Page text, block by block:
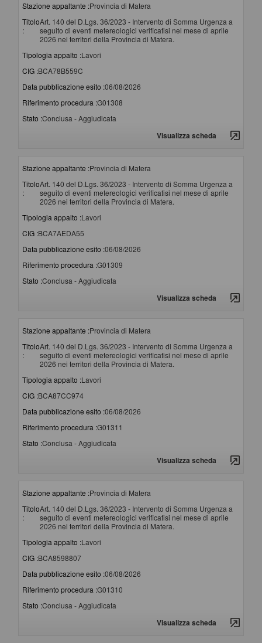
Stazione appaltante :Provincia di Matera
Titolo
:
Art. 140 del D.Lgs. 36/2023 - Intervento di Somma Urgenza a
seguito di eventi metereologici verificatisi nel mese di aprile
2026 nei territori della Provincia di Matera.
Tipologia appalto :Lavori
CIG :BCA78B559C
Data pubblicazione esito :06/08/2026
Riferimento procedura :G01308
Stato :Conclusa - Aggiudicata
Visualizza scheda
Stazione appaltante :Provincia di Matera
Titolo
:
Art. 140 del D.Lgs. 36/2023 - Intervento di Somma Urgenza a
seguito di eventi metereologici verificatisi nel mese di aprile
2026 nei territori della Provincia di Matera.
Tipologia appalto :Lavori
CIG :BCA7AEDA55
Data pubblicazione esito :06/08/2026
Riferimento procedura :G01309
Stato :Conclusa - Aggiudicata
Visualizza scheda
Stazione appaltante :Provincia di Matera
Titolo
:
Art. 140 del D.Lgs. 36/2023 - Intervento di Somma Urgenza a
seguito di eventi metereologici verificatisi nel mese di aprile
2026 nei territori della Provincia di Matera.
Tipologia appalto :Lavori
CIG :BCA87CC974
Data pubblicazione esito :06/08/2026
Riferimento procedura :G01311
Stato :Conclusa - Aggiudicata
Visualizza scheda
Stazione appaltante :Provincia di Matera
Titolo
:
Art. 140 del D.Lgs. 36/2023 - Intervento di Somma Urgenza a
seguito di eventi metereologici verificatisi nel mese di aprile
2026 nei territori della Provincia di Matera.
Tipologia appalto :Lavori
CIG :BCA8598807
Data pubblicazione esito :06/08/2026
Riferimento procedura :G01310
Stato :Conclusa - Aggiudicata
Visualizza scheda